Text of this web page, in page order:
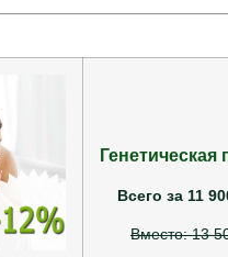
Всего за 11
Вместо: 13